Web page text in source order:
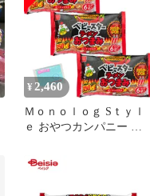
¥ 2,460
Ｍｏｎｏｌｏｇ Sｔｙｌ
ｅ おやつカンパニー ベ
まみ スパイシーチキン味
126g(21g×6袋) ×3袋セッ